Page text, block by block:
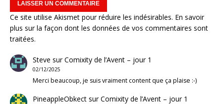
Ce site utilise Akismet pour réduire les indésirables. En savoir
plus sur la façon dont les données de vos commentaires sont
traitées.
Steve surComixity de l’Avent – jour 1
02/12/2025
Merci beaucoup, je suis vraiment content que ça plaise :-)
PineappleObkectsurComixity de l’Avent – jour 1